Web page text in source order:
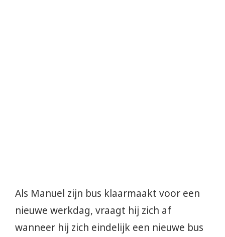
Als Manuel zijn bus klaarmaakt voor een
nieuwe werkdag, vraagt hij zich af
wanneer hij zich eindelijk een nieuwe bus